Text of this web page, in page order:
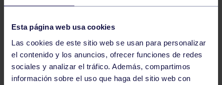
Esta página web usa cookies
Las cookies de este sitio web se usan para personalizar
el contenido y los anuncios, ofrecer funciones de redes
sociales y analizar el tráfico. Además, compartimos
información sobre el uso que haga del sitio web con